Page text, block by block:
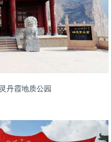
丹霞地质公园